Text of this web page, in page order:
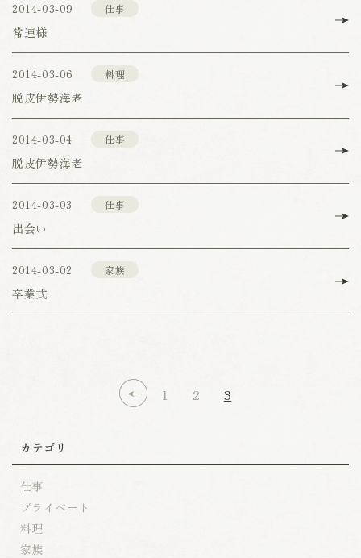
2014-03-09 仕事
常連様
2014-03-06 料理
脱皮伊勢海老
2014-03-04 仕事
脱皮伊勢海老
2014-03-03 仕事
出会い
2014-03-02 家族
卒業式
1 2 3
カテゴリ
仕事
プライベート
料理
家族